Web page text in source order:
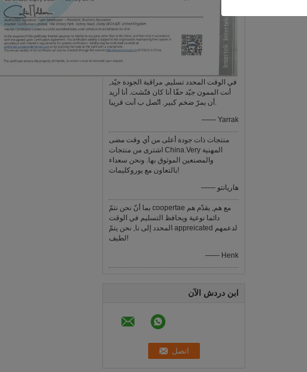
في الوقت المحدد تسليم, مراقبة الجودة جيّد,
أنت الممون جيّد حقّا أنا كان فتّشت. أنا أريد
أن يمرّ ضخم كبير. اتّصل ب أنت قريبا.
—— Yarrak
منتجات ذات جودة أعلى من أي وقت مضى
اشترى من منتجات China.Very المهنية
والمصنعين الموثوق بها. ونحن سعداء
بالتعاون مع يوروكليمات!
—— هاريانتو
بما أنّ نحن نتمّ coopertae مع هم, يقدّم هم
دائما نوعية ويحافظ التسليم في الوقت
المحدد إلى نا, نحن يتمّ appreicated لدعمهم
لطيف!
—— Henk
ابن دردش الآن